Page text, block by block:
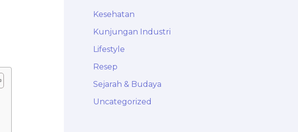
h
f
o
r
Kesehatan
Kunjungan Industri
Lifestyle
Resep
Sejarah & Budaya
Uncategorized